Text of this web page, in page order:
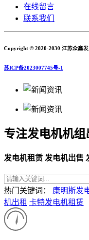
在线留言
联系我们
Copyright © 2020-2030 江苏众鑫发
苏ICP备2023007745号-1
专注发电机机组
发电机租赁 发电机出售
热门关键词： 康明斯发
机出租 卡特发电机租赁